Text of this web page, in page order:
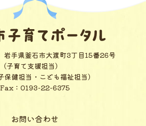
岩手県釜石市大渡町3丁目15番26号
育て支援担当）
健担当・こども福祉担当）
Fax：0193-22-6375
お問い合わせ